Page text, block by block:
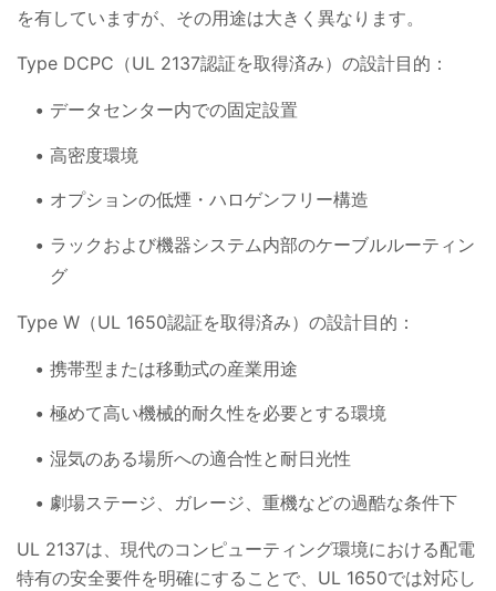
を有していますが、その用途は大きく異なります。
Type DCPC（UL 2137認証を取得済み）の設計目的：
データセンター内での固定設置
高密度環境
オプションの低煙・ハロゲンフリー構造
ラックおよび機器システム内部のケーブルルーティン
グ
Type W（UL 1650認証を取得済み）の設計目的：
携帯型または移動式の産業用途
極めて高い機械的耐久性を必要とする環境
湿気のある場所への適合性と耐日光性
劇場ステージ、ガレージ、重機などの過酷な条件下
UL 2137は、現代のコンピューティング環境における配電
特有の安全要件を明確にすることで、UL 1650では対応し